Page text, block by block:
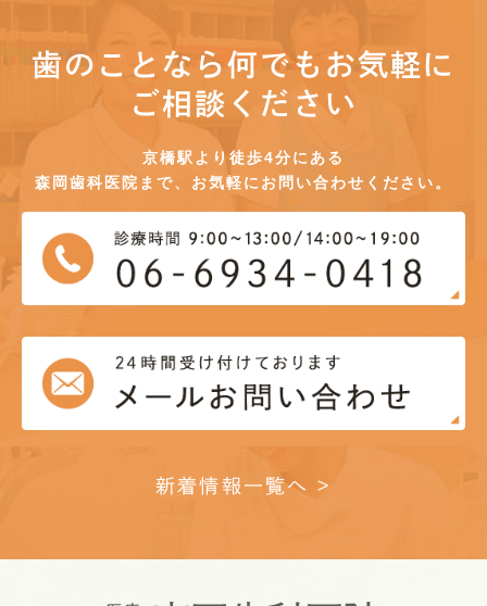
歯のことなら何でもお気軽に
ご相談ください
京橋駅より徒歩4分にある
森岡歯科医院まで、お気軽にお問い合わせください。
新着情報一覧へ >